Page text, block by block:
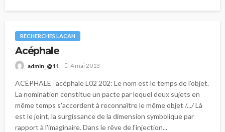
RECHERCHES LACAN
Acéphale
admin_@11 4 mai 2013
ACÉPHALE acéphale L02 202: Le nom est le temps de l'objet.
La nomination constitue un pacte par lequel deux sujets en
même temps s'accordent à reconnaître le même objet /.../ Là
est le joint, la surgissance de la dimension symbolique par
rapport à l'imaginaire. Dans le rêve de l'injection...